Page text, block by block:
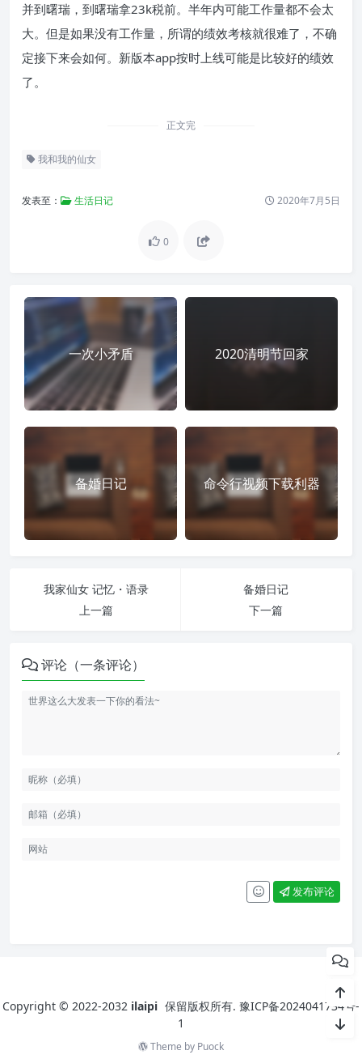
并到曙瑞，到曙瑞拿23k税前。半年内可能工作量都不会太
大。但是如果没有工作量，所谓的绩效考核就很难了，不确
定接下来会如何。新版本app按时上线可能是比较好的绩效
了。
正文完
我和我的仙女
发表至： 生活日记 2020年7月5日
0
一次小矛盾 2020清明节回家
备婚日记 命令行视频下载利器
我家仙女 记忆・语录
上一篇
备婚日记
下一篇
评论（一条评论）
发布评论
Copyright © 2022-2032 ilaipi 保留版权所有. 豫ICP备2024041734号-
1
Theme by Puock